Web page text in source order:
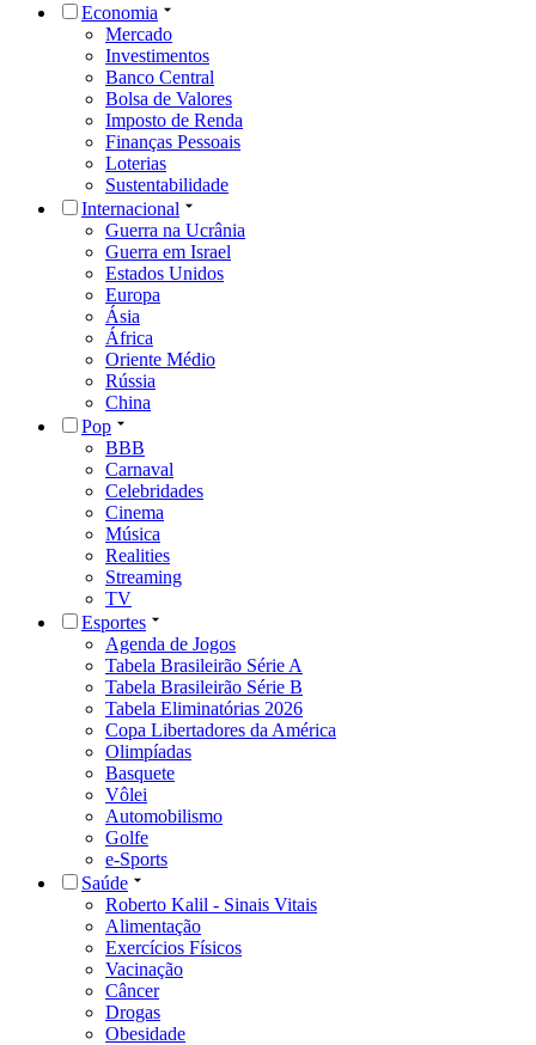
Economia
Mercado
Investimentos
Banco Central
Bolsa de Valores
Imposto de Renda
Finanças Pessoais
Loterias
Sustentabilidade
Internacional
Guerra na Ucrânia
Guerra em Israel
Estados Unidos
Europa
Ásia
África
Oriente Médio
Rússia
China
Pop
BBB
Carnaval
Celebridades
Cinema
Música
Realities
Streaming
TV
Esportes
Agenda de Jogos
Tabela Brasileirão Série A
Tabela Brasileirão Série B
Tabela Eliminatórias 2026
Copa Libertadores da América
Olimpíadas
Basquete
Vôlei
Automobilismo
Golfe
e-Sports
Saúde
Roberto Kalil - Sinais Vitais
Alimentação
Exercícios Físicos
Vacinação
Câncer
Drogas
Obesidade